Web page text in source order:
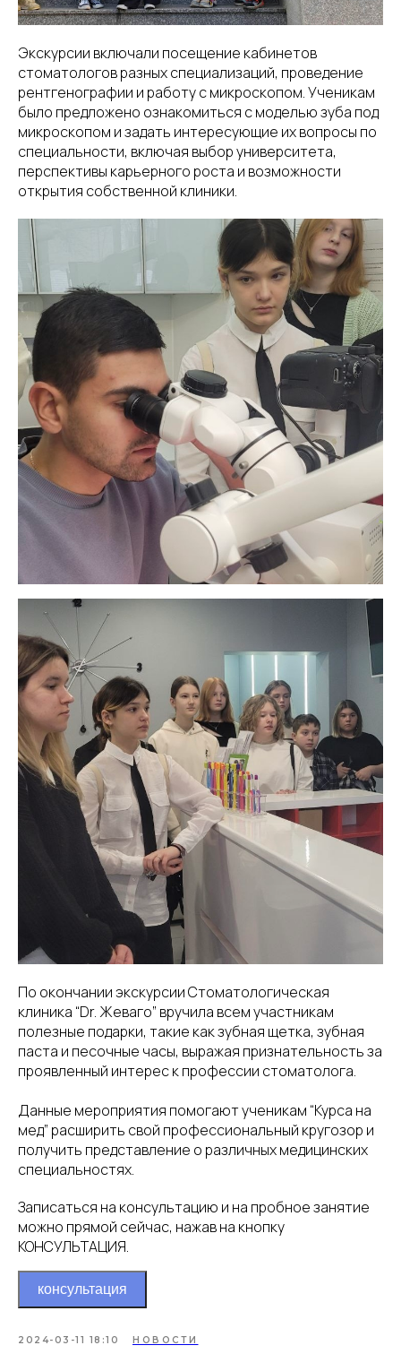
Экскурсии включали посещение кабинетов
стоматологов разных специализаций, проведение
рентгенографии и работу с микроскопом. Ученикам
было предложено ознакомиться с моделью зуба под
микроскопом и задать интересующие их вопросы по
специальности, включая выбор университета,
перспективы карьерного роста и возможности
открытия собственной клиники.
По окончании экскурсии Стоматологическая
клиника “Dr. Жеваго” вручила всем участникам
полезные подарки, такие как зубная щетка, зубная
паста и песочные часы, выражая признательность за
проявленный интерес к профессии стоматолога.
Данные мероприятия помогают ученикам “Курса на
мед” расширить свой профессиональный кругозор и
получить представление о различных медицинских
специальностях.
Записаться на консультацию и на пробное занятие
можно прямой сейчас, нажав на кнопку
КОНСУЛЬТАЦИЯ.
консультация
2024-03-11 18:10 НОВОСТИ